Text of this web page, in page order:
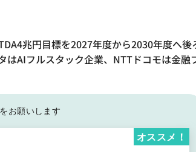
兆円目標を2027年度から2030年度へ後
はAIフルスタック企業、NTTドコモは金融
お願いします
オススメ！